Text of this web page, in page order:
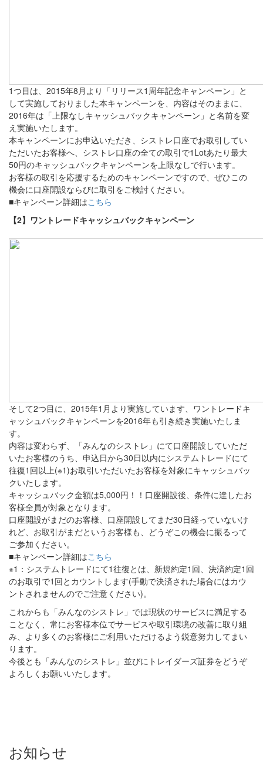
1つ目は、2015年8月より「リリース1周年記念キャンペーン」と
して実施しておりました本キャンペーンを、内容はそのままに、
2016年は「上限なしキャッシュバックキャンペーン」と名前を変
え実施いたします。
本キャンペーンにお申込いただき、シストレ口座でお取引してい
ただいたお客様へ、シストレ口座の全ての取引で1Lotあたり最大
50円のキャッシュバックキャンペーンを上限なしで行います。
お客様の取引を応援するためのキャンペーンですので、ぜひこの
機会に口座開設ならびに取引をご検討ください。
■キャンペーン詳細はこちら
【2】ワントレードキャッシュバックキャンペーン
そして2つ目に、2015年1月より実施しています、ワントレードキ
ャッシュバックキャンペーンを2016年も引き続き実施いたしま
す。
内容は変わらず、「みんなのシストレ」にて口座開設していただ
いたお客様のうち、申込日から30日以内にシステムトレードにて
往復1回以上(※1)お取引いただいたお客様を対象にキャッシュバッ
クいたします。
キャッシュバック金額は5,000円！！口座開設後、条件に達したお
客様全員が対象となります。
口座開設がまだのお客様、口座開設してまだ30日経っていないけ
れど、お取引がまだというお客様も、どうぞこの機会に振るって
ご参加ください。
■キャンペーン詳細はこちら
※1：システムトレードにて1往復とは、新規約定1回、決済約定1回
のお取引で1回とカウントします(手動で決済された場合にはカウ
ントされませんのでご注意ください)。
これからも「みんなのシストレ」では現状のサービスに満足する
ことなく、常にお客様本位でサービスや取引環境の改善に取り組
み、より多くのお客様にご利用いただけるよう鋭意努力してまい
ります。
今後とも「みんなのシストレ」並びにトレイダーズ証券をどうぞ
よろしくお願いいたします。
お知らせ